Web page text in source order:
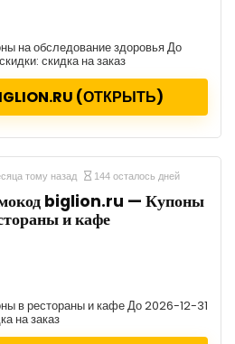
на обследование здоровья До
скидка на заказ
(ОТКРЫТЬ)
тому назад 144 осталось дней
biglion.ru — Купоны
и кафе
в рестораны и кафе До 2026-12-31
на заказ